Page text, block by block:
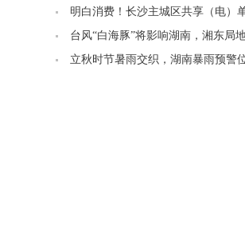
暑智慧
明白消费！长沙主城区共享（电）
标准请收好
台风“白海豚”将影响湖南，湘东局
～10级大风
立秋时节暑雨交织，湖南暴雨预警